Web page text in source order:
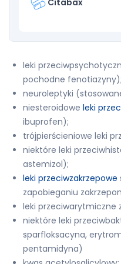
leki
pochodne fenotiazyny);
neuroleptyki
niesteroidowe leki
ibuprofen);
trójpierścieniowe leki
niektóre leki
astemizol);
leki przeciwzakrzepowe
zapobieganiu
leki przeciwarytmiczne z
niektóre leki
sparfloksacyna,
pentamidyna)